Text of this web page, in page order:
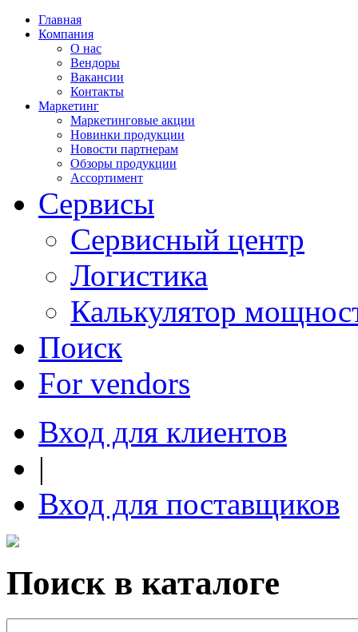
Главная
Компания
О нас
Вендоры
Вакансии
Контакты
Маркетинг
Маркетинговые акции
Новинки продукции
Новости партнерам
Обзоры продукции
Ассортимент
Сервисы
Сервисный центр
Логистика
Калькулятор
Поиск
For vendors
Вход для клиентов
|
Вход для поставщиков
Поиск в каталоге